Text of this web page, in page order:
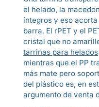
el helado, la
íntegros y eso
barra. El rPET y el
cristal que no
tarrinas para helados
mientras que el PP
más mate pero
del plástico es, en
argumento de venta